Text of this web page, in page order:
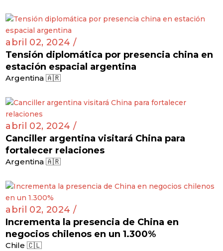
abril 02, 2024 /
Tensión diplomática por presencia china en
estación espacial argentina
Argentina 🇦🇷
abril 02, 2024 /
Canciller argentina visitará China para
fortalecer relaciones
Argentina 🇦🇷
abril 02, 2024 /
Incrementa la presencia de China en
negocios chilenos en un 1.300%
Chile 🇨🇱